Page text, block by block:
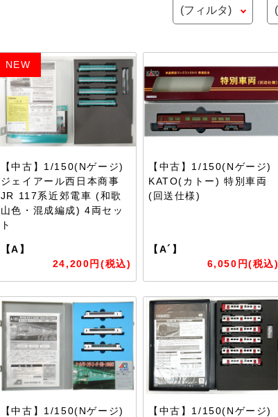
NEW
【中古】1/150(Nゲージ)
ジェイアール西日本商事
JR 117系近郊電車 (和歌
山色・混成編成) 4両セッ
ト
【A】
24,200円(税込)
【中古】1/150(Nゲージ)
KATO(カトー) 特別車両
(回送仕様)
【A´】
6,050円(税込)
【中古】1/150(Nゲージ)
【中古】1/150(Nゲージ)